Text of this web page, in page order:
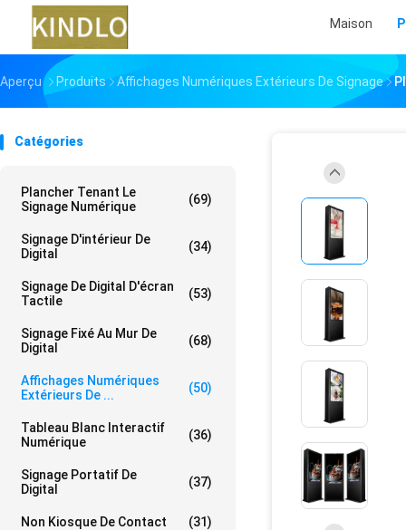
Maison
Aperçu Produits Affichages Numériques Extérieurs De Signage
Catégories
Plancher Tenant Le
Signage Numérique
(69)
Signage D'intérieur De
Digital
(34)
Signage De Digital D'écran
Tactile
(53)
Signage Fixé Au Mur De
Digital
(68)
Affichages Numériques
Extérieurs De ...
(50)
Tableau Blanc Interactif
Numérique
(36)
Signage Portatif De
Digital
(37)
Non Kiosque De Contact (31)